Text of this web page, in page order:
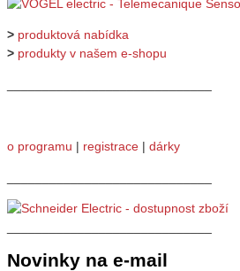
> produktová nabídka
> produkty v našem e-shopu
o programu | registrace | dárky
Novinky na e-mail